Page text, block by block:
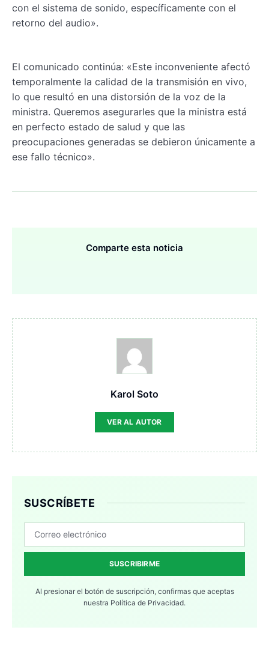
con el sistema de sonido, específicamente con el
retorno del audio».
El comunicado continúa: «Este inconveniente afectó
temporalmente la calidad de la transmisión en vivo,
lo que resultó en una distorsión de la voz de la
ministra. Queremos asegurarles que la ministra está
en perfecto estado de salud y que las
preocupaciones generadas se debieron únicamente a
ese fallo técnico».
Comparte esta noticia
Karol Soto
VER AL AUTOR
SUSCRÍBETE
SUSCRIBIRME
Al presionar el botón de suscripción, confirmas que aceptas
nuestra Política de Privacidad.